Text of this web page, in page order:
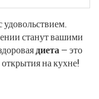
удовольствием.
станут вашими
диета— это
на кухне!